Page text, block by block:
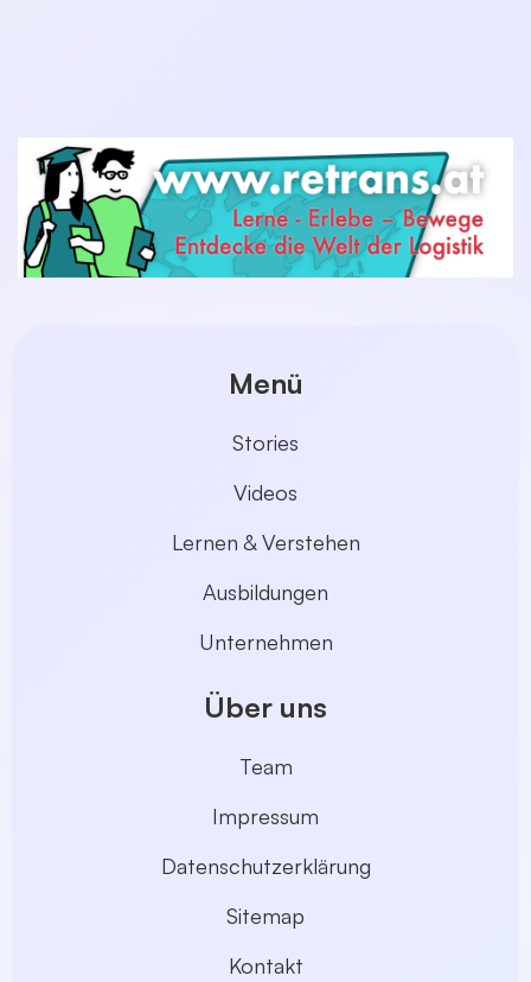
Menü
Stories
Videos
Lernen & Verstehen
Ausbildungen
Unternehmen
Über uns
Team
Impressum
Datenschutzerklärung
Sitemap
Kontakt